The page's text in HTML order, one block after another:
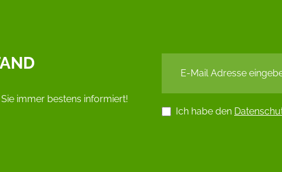
immer bestens informiert!
Ich habe den